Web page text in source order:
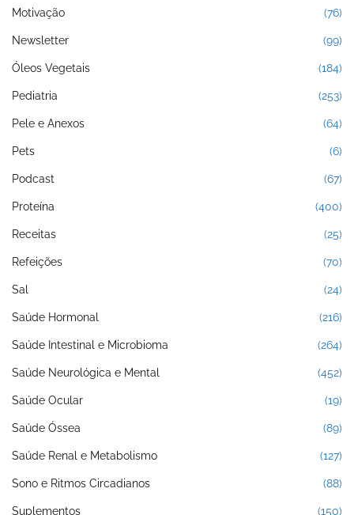
Motivação (76)
Newsletter (99)
Óleos Vegetais (184)
Pediatria (253)
Pele e Anexos (64)
Pets (6)
Podcast (67)
Proteína (400)
Receitas (25)
Refeições (70)
Sal (24)
Saúde Hormonal (216)
Saúde Intestinal e Microbioma (264)
Saúde Neurológica e Mental (452)
Saúde Ocular (19)
Saúde Óssea (89)
Saúde Renal e Metabolismo (127)
Sono e Ritmos Circadianos (88)
Suplementos (150)